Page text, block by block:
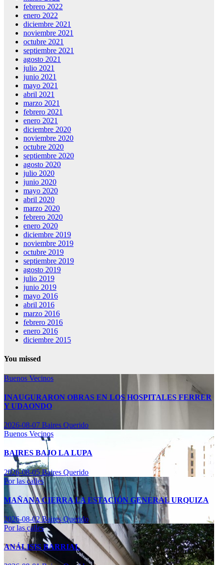
febrero 2022
enero 2022
diciembre 2021
noviembre 2021
octubre 2021
septiembre 2021
agosto 2021
julio 2021
junio 2021
mayo 2021
abril 2021
marzo 2021
febrero 2021
enero 2021
diciembre 2020
noviembre 2020
octubre 2020
septiembre 2020
agosto 2020
julio 2020
junio 2020
mayo 2020
abril 2020
marzo 2020
febrero 2020
enero 2020
diciembre 2019
noviembre 2019
octubre 2019
septiembre 2019
agosto 2019
julio 2019
junio 2019
mayo 2016
abril 2016
marzo 2016
febrero 2016
enero 2016
diciembre 2015
You missed
Buenos Vecinos
INAUGURARON OBRAS EN LOS HOSPITALES FERRER
Y UDAONDO
2026-08-07 Baires Querido
Buenos Vecinos
BAIRES BAJO LA LUPA
2026-08-05Baires Querido
Por las calles
MAÑANA CIERRA LA ESTACIÓN GENERAL URQUIZA
2026-08-02Baires Querido
Por las calles
ANÁLISIS BARRIAL